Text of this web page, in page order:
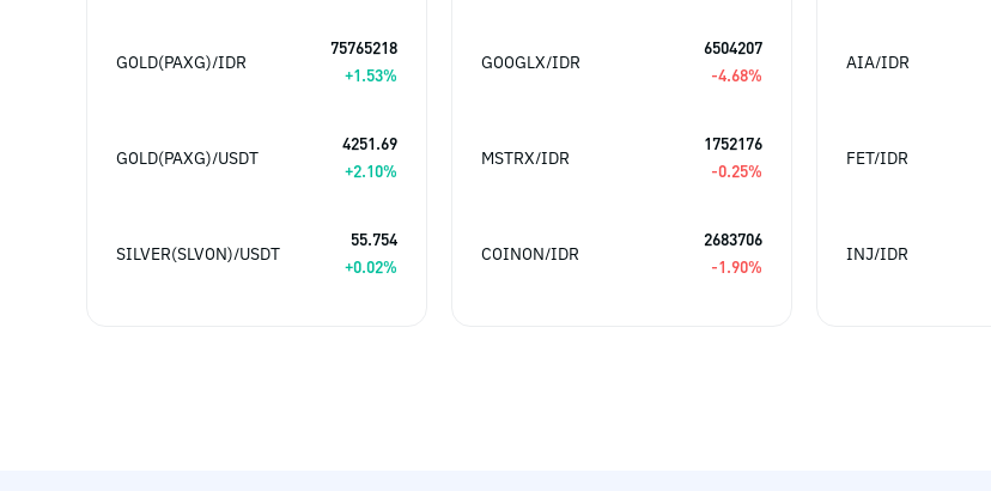
GOLD(PAXG)/IDR
75765218
+1.53%
GOLD(PAXG)/USDT
4251.69
+2.10%
SILVER(SLVON)/USDT
55.754
+0.02%
GOOGLX/IDR
6504207
-4.68%
MSTRX/IDR
1752176
-0.25%
COINON/IDR
2683706
-1.90%
AIA/IDR
FET/IDR
INJ/IDR